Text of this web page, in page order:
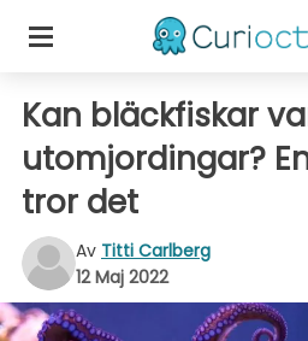
Kan bläckfiskar
utomjordingar?
tror det
Av Titti Carlberg
12 Maj 2022